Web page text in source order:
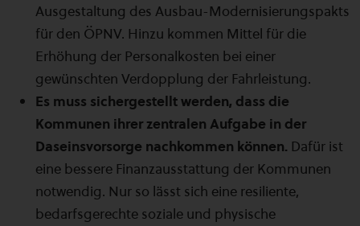
Ausgestaltung des Ausbau-Modernisierungspakts
für den ÖPNV. Hinzu kommen Mittel für die
Erhöhung der Personalkosten bei einer
gewünschten Verdopplung der Fahrleistung.
Es muss sichergestellt werden, dass die
Kommunen ihrer zentralen Aufgabe in der
Daseinsvorsorge nachkommen können. Dafür ist
eine bessere Finanzausstattung der Kommunen
notwendig. Nur so lässt sich eine resiliente,
bedarfsgerechte soziale und physische